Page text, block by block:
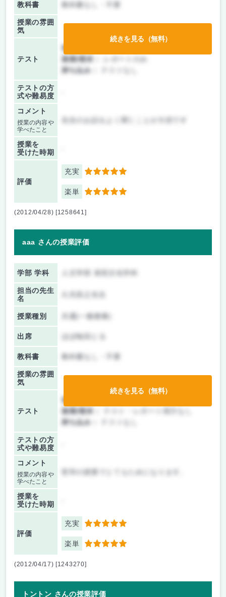
教科書 教科書なし・不要
授業の雰囲
気
テスト
前期/中間：
後期/期末：
持ち込み：
テストの方
式や難易度
コメント
授業の内容や
学べたこと
授業を
受けた時期
評価
充実 5
楽単 5
続きを見る（無料）
(2012/04/28) [1258641]
aaa さんの授業評価
学部 学科
担当の先生
名
授業種別 共通(一般教養)
出席 ほぼ毎回とる
教科書 教科書なし・不要
授業の雰囲
気
テスト
前期/中間：
後期/期末：
持ち込み：
テストの方
式や難易度
コメント
授業の内容や
学べたこと
授業を
受けた時期
評価
充実 5
楽単 5
続きを見る（無料）
(2012/04/17) [1243270]
トントン さんの授業評価